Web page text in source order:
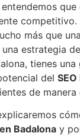
entendemos
competitivo.
más que una
una estrategia de
tienes
del
de manera
Badalona y